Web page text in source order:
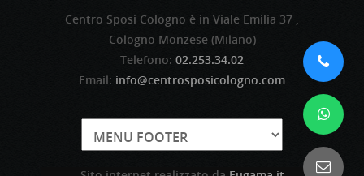
Centro Sposi Cologno è in Viale Emilia 37 ,
Cologno Monzese (Milano)
Telefono: 02.253.34.02
Email: info@centrosposicologno.com